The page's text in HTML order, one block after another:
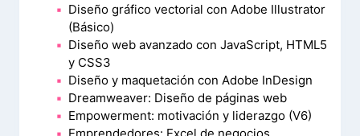
Diseño gráfico vectorial con Adobe Illustrator
(Básico)
Diseño web avanzado con JavaScript, HTML5
y CSS3
Diseño y maquetación con Adobe InDesign
Dreamweaver: Diseño de páginas web
Empowerment: motivación y liderazgo (V6)